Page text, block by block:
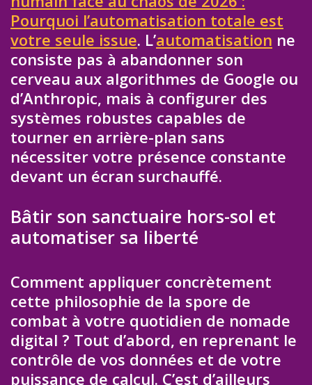
Pourquoi l’automatisation totale est
votre seule issue. L’automatisation ne
consiste pas à abandonner son
cerveau aux algorithmes de Google ou
d’Anthropic, mais à configurer des
systèmes robustes capables de
tourner en arrière-plan sans
nécessiter votre présence constante
devant un écran surchauffé.
Bâtir son sanctuaire hors-sol et
automatiser sa liberté
Comment appliquer concrètement
cette philosophie de la spore de
combat à votre quotidien de nomade
digital ? Tout d’abord, en reprenant le
contrôle de vos données et de votre
puissance de calcul. C’est d’ailleurs